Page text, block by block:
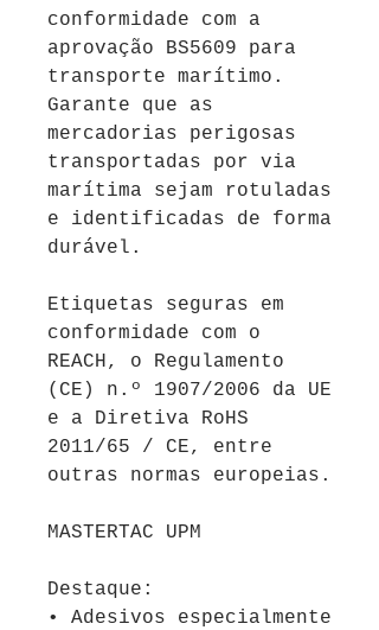
conformidade com a
aprovação BS5609 para
transporte marítimo.
Garante que as
mercadorias perigosas
transportadas por via
marítima sejam rotuladas
e identificadas de forma
durável.
Etiquetas seguras em
conformidade com o
REACH, o Regulamento
(CE) n.º 1907/2006 da UE
e a Diretiva RoHS
2011/65 / CE, entre
outras normas europeias.
MASTERTAC UPM
Destaque:
• Adesivos especialmente